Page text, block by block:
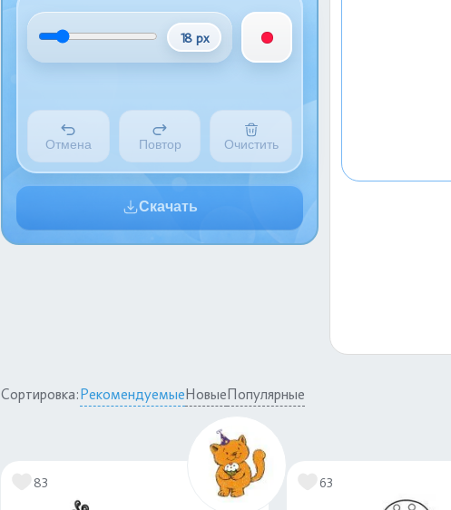
18 px
Отмена Повтор Очистить
Скачать
Сортировка:РекомендуемыеНовыеПопулярные
83 63